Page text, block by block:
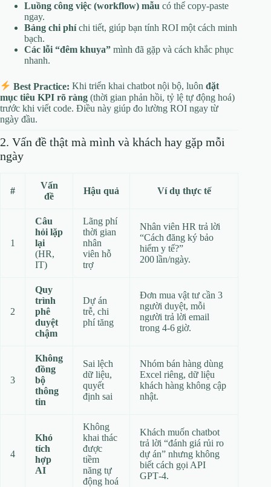
Luồng công việc (workflow) mẫu có thể copy‑paste
ngay.
Bảng chi phíchi tiết, giúp bạn tính ROI một cách minh
bạch.
Các lỗi “đêm khuya” mình đã gặp và cách khắc phục
nhanh.
Best Practice: Khi triển khai chatbot nội bộ, luônđặt
mục tiêu KPI rõ ràng (thời gian phản hồi, tỷ lệ tự động hoá)
trước khi viết code. Điều này giúp đo lường ROI ngay từ
ngày đầu.
2. Vấn đề thật mà mình và khách hay gặp mỗi
ngày
#
Vấn
đề
Hậu quả Ví dụ thực tế
1
Câu
hỏi lặp
lại
(HR,
IT)
Lãng phí
thời gian
nhân
viên hỗ
trợ
Nhân viên HR trả lời
“Cách đăng ký bảo
hiểm y tế?”
200 lần/ngày.
2
Quy
trình
phê
duyệt
chậm
Dự án
trễ, chi
phí tăng
Đơn mua vật tư cần 3
người duyệt, mỗi
người trả lời email
trong 4‑6 giờ.
3
Không
đồng
bộ
thông
tin
Sai lệch
dữ liệu,
quyết
định sai
Nhóm bán hàng dùng
Excel riêng, dữ liệu
khách hàng không cập
nhật.
4
Khó
tích
hợp
AI
Không
khai thác
được
tiềm
năng tự
động hoá
Khách muốn chatbot
trả lời “đánh giá rủi ro
dự án” nhưng không
biết cách gọi API
GPT‑4.